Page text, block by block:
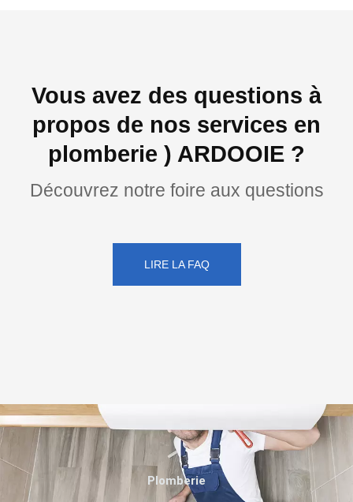
Vous avez des questions à
propos de nos services en
plomberie ) ARDOOIE ?
Découvrez notre foire aux questions
LIRE LA FAQ
Plomberie